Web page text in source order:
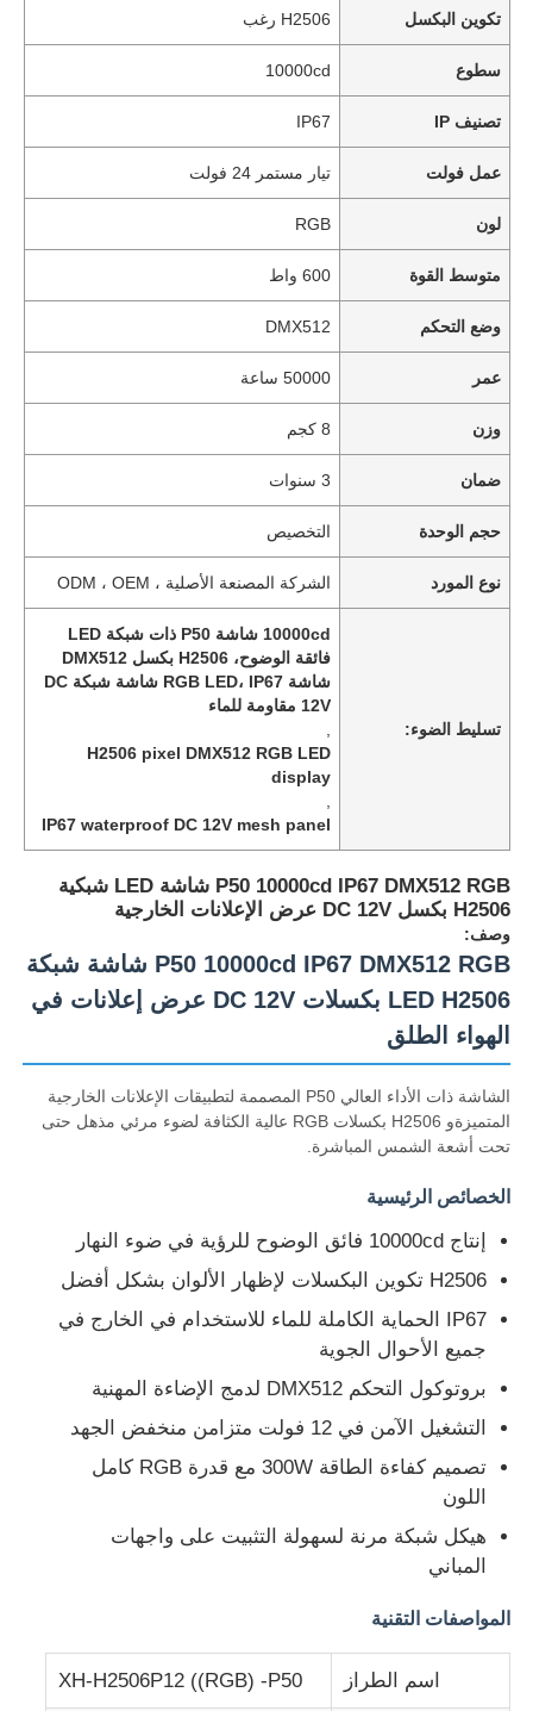
المنزل
منتجات
جولة في المعمل
ضبط الجودة
اتصل بنا
أخبار
جميع القضايا
اطلب عرض أسعار
تكوين البكسل H2506 رغب
سطوع 10000cd
تصنيف IP IP67
عمل فولت تيار مستمر 24 فولت
لون RGB
متوسط ​​القوة 600 واط
وضع التحكم DMX512
عمر 50000 ساعة
وزن 8 كجم
ضمان 3 سنوات
حجم الوحدة التخصيص
نوع المورد الشركة المصنعة الأصلية ، ODM ، OEM
تسليط الضوء:
10000cd شاشة P50 ذات شبكة LED
فائقة الوضوح، H2506 بكسل DMX512
شاشة RGB LED، IP67 شاشة شبكة DC
12V مقاومة للماء
H2506 pixel DMX512 RGB LED
display
IP67 waterproof DC 12V mesh panel
P50 10000cd IP67 DMX512 RGB شاشة LED شبكية
H2506 بكسل DC 12V عرض الإعلانات الخارجية
وصف:
P50 10000cd IP67 DMX512 RGB شاشة شبكة
LED H2506 بكسلات DC 12V عرض إعلانات في
الهواء الطلق
الشاشة ذات الأداء العالي P50 المصممة لتطبيقات الإعلانات الخارجية
المتميزةو H2506 بكسلات RGB عالية الكثافة لضوء مرئي مذهل حتى
تحت أشعة الشمس المباشرة.
الخصائص الرئيسية
إنتاج 10000cd فائق الوضوح للرؤية في ضوء النهار
H2506 تكوين البكسلات لإظهار الألوان بشكل أفضل
IP67 الحماية الكاملة للماء للاستخدام في الخارج في
جميع الأحوال الجوية
بروتوكول التحكم DMX512 لدمج الإضاءة المهنية
التشغيل الآمن في 12 فولت متزامن منخفض الجهد
تصميم كفاءة الطاقة 300W مع قدرة RGB كامل
اللون
هيكل شبكة مرنة لسهولة التثبيت على واجهات
المباني
المواصفات التقنية
اسم الطراز XH-H2506P12 ((RGB) -P50